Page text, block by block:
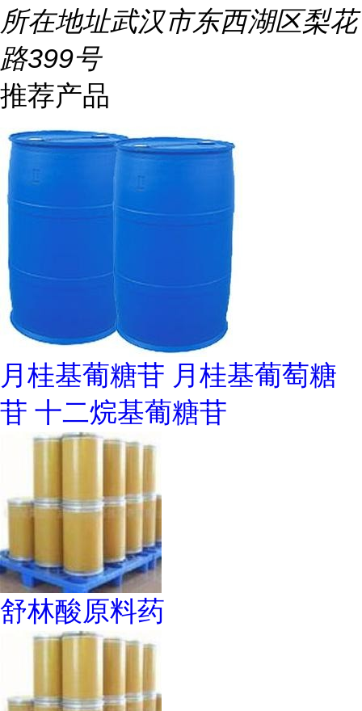
所在地址武汉市东西湖区梨花
路399号
推荐产品
月桂基葡糖苷 月桂基葡萄糖
苷 十二烷基葡糖苷
舒林酸原料药